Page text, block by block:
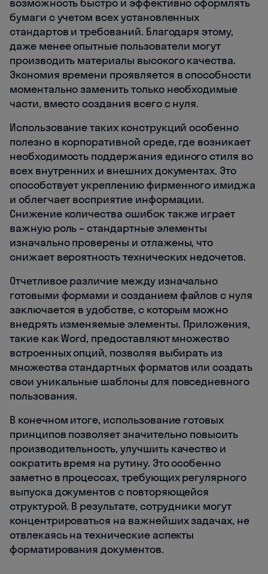
бумаги с учетом всех установленных
стандартов и требований. Благодаря этому,
даже менее опытные пользователи могут
производить материалы высокого качества.
Экономия времени проявляется в способности
моментально заменить только необходимые
части, вместо создания всего с нуля.
Использование таких конструкций особенно
полезно в корпоративной среде, где возникает
необходимость поддержания единого стиля во
всех внутренних и внешних документах. Это
способствует укреплению фирменного имиджа
и облегчает восприятие информации.
Снижение количества ошибок также играет
важную роль – стандартные элементы
изначально проверены и отлажены, что
снижает вероятность технических недочетов.
Отчетливое различие между изначально
готовыми формами и созданием файлов с нуля
заключается в удобстве, с которым можно
внедрять изменяемые элементы. Приложения,
такие как Word, предоставляют множество
встроенных опций, позволяя выбирать из
множества стандартных форматов или создать
свои уникальные шаблоны для повседневного
пользования.
В конечном итоге, использование готовых
принципов позволяет значительно повысить
производительность, улучшить качество и
сократить время на рутину. Это особенно
заметно в процессах, требующих регулярного
выпуска документов с повторяющейся
структурой. В результате, сотрудники могут
концентрироваться на важнейших задачах, не
отвлекаясь на технические аспекты
форматирования документов.